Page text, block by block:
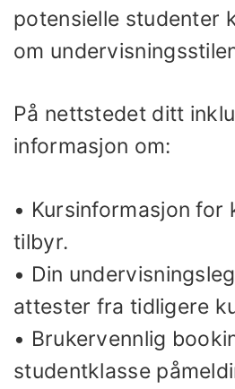
potensielle studenter
om
På nettstedet ditt
informasjon om:
• Kursinformasjon for
tilbyr.
• Din
attester fra tidligere
• Brukervennlig
studentklasse